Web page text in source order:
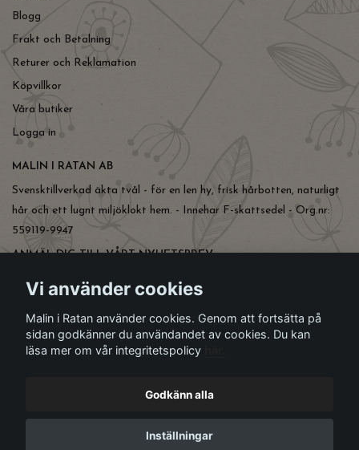
Blogg
Frakt och Betalning
Returer och Reklamation
Köpvillkor
Våra butiker
Logga in
MALIN I RATAN AB
Svensktillverkad äkta tvål - för en len hy, frisk hårbotten, naturligt
hår och ett lugnt miljöklokt hem. - Innehar F-skattsedel - Org.nr:
559119-9947
ANMÄL DIG TILL VÅRT NYHETSBREV
© Copyright Malin i Ratan
Vi använder cookies
Malin i Ratan använder cookies. Genom att fortsätta på
sidan godkänner du användandet av cookies. Du kan
läsa mer om vår integritetspolicy
Godkänn alla
Inställningar